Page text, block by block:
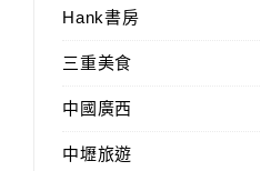
Hank書房
三重美食
中國廣西
中壢旅遊